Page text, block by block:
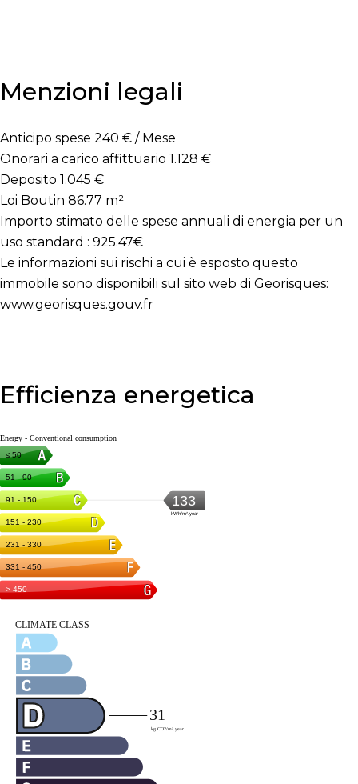
Menzioni legali
Anticipo spese 240 € / Mese
Onorari a carico affittuario 1.128 €
Deposito 1.045 €
Loi Boutin 86.77 m²
Importo stimato delle spese annuali di energia per un
uso standard : 925.47€
Le informazioni sui rischi a cui è esposto questo
immobile sono disponibili sul sito web di Georisques:
www.georisques.gouv.fr
Efficienza energetica